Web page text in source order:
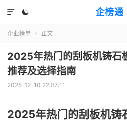
企榜通


企业榜单  正文
2025年热门的刮板机铸石
推荐及选择指南
2025-12-10 22:07:11
2025年热门的刮板机铸